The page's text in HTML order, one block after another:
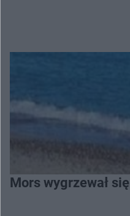
Mors wygrzewał